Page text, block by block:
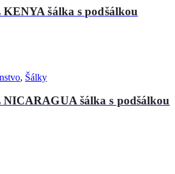
šálka s podšálkou
, Šálky
šálka s podšálkou